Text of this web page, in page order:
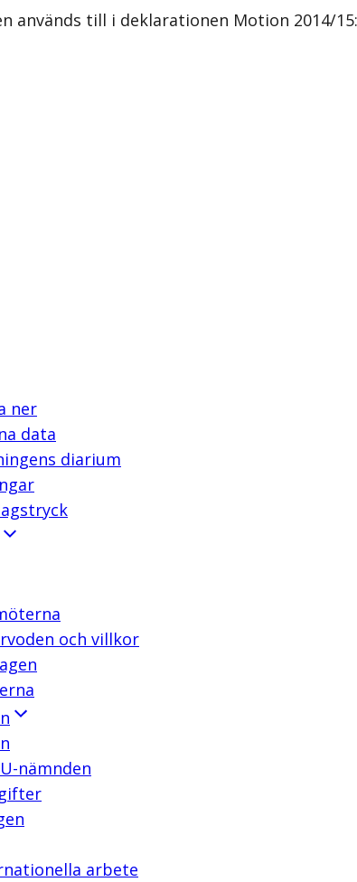
används till i deklarationen Motion 2014/
ner
data
diarium
och villkor
nämnden
arbete